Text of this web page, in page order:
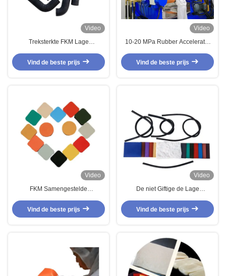
Video
Treksterkte FKM Lage
Vind de beste prijs
Video
10-20 MPa Rubber Accelerator
Celsius
Vind de beste prijs
Video
FKM Samengestelde
Olieweerstand
Vind de beste prijs
Video
De niet Giftige de Lage
van FKM Pakkingen van de
Vind de beste prijs